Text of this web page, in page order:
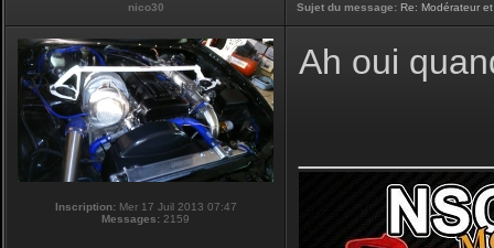
nico30 Sujet du message: Re: Modérateur
Inscription:Mer 17 Juil 2013 07:47
Messages: 2159
Ah oui